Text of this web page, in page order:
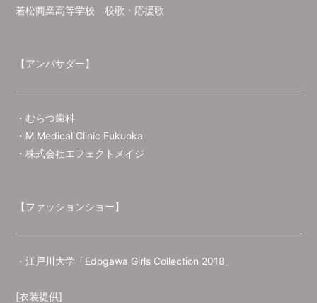
若松商業高等学校 校歌・応援歌
【アンバサダー】
・むらつ歯科
・M Medical Clinic Fukuoka
・株式会社エフェクトメイジ
【ファッションショー】
・江戸川大学「Edogawa Girls Collection 2018」
[衣装提供]